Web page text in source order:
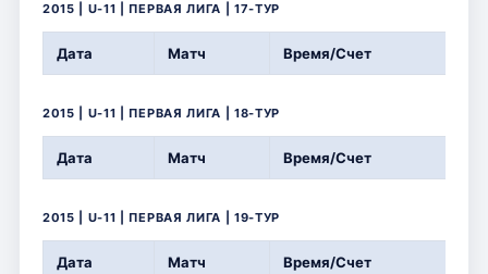
2015 | U-11 | ПЕРВАЯ ЛИГА | 17-ТУР
Дата Матч Время/Счет
2015 | U-11 | ПЕРВАЯ ЛИГА | 18-ТУР
Дата Матч Время/Счет
2015 | U-11 | ПЕРВАЯ ЛИГА | 19-ТУР
Дата Матч Время/Счет